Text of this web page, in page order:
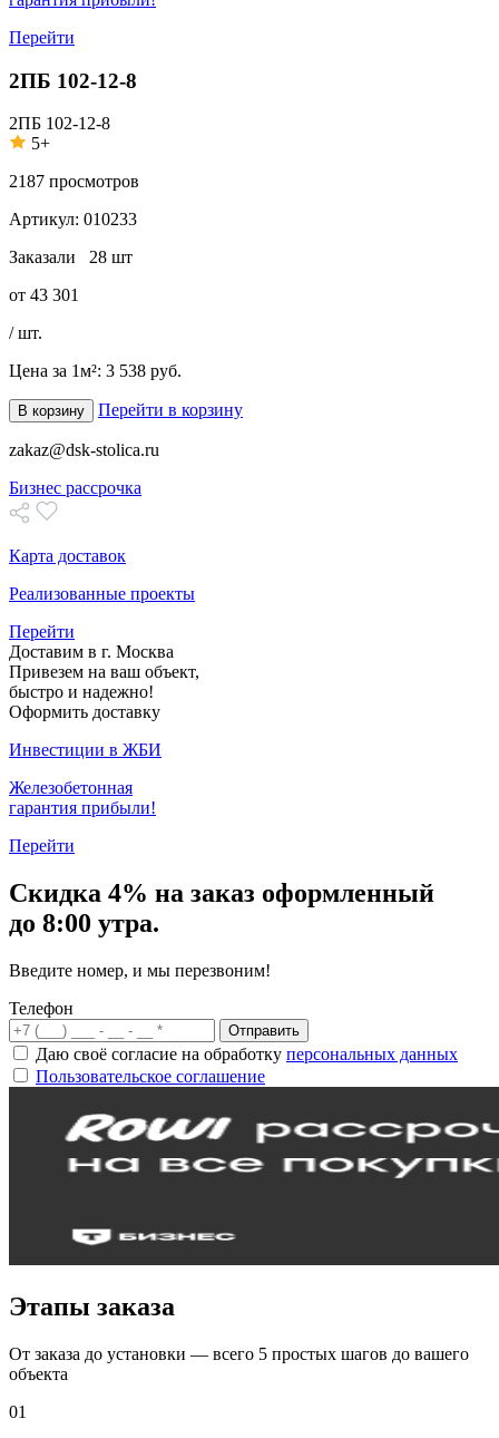
Перейти
2ПБ 102-12-8
2ПБ 102-12-8
5+
2187 просмотров
Артикул: 010233
Заказали 28 шт
от 43 301
/ шт.
Цена за 1м²: 3 538 руб.
В корзину Перейти в корзину
zakaz@dsk-stolica.ru
Бизнес рассрочка
Карта доставок
Реализованные проекты
Перейти
Доставим в г. Москва
Привезем на ваш объект,
быстро и надежно!
Оформить доставку
Инвестиции в ЖБИ
Железобетонная
гарантия прибыли!
Перейти
Скидка 4% на заказ оформленный
до 8:00 утра.
Введите номер, и мы перезвоним!
Телефон
Отправить
Даю своё согласие на обработку персональных данных
Пользовательское соглашение
Этапы заказа
От заказа до установки — всего 5 простых шагов до вашего
объекта
01